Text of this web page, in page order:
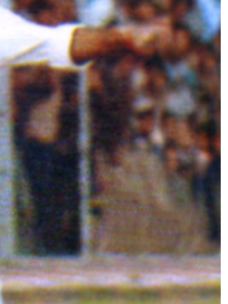
وبسایت جام تخت جمشید 3 علی جباری
سایت جام تخت جمشید